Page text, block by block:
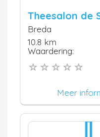
Theesalon de
Breda
10.8 km
Waardering:
Meer